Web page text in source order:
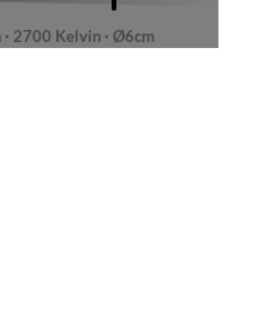
2700 Kelvin · Ø6cm